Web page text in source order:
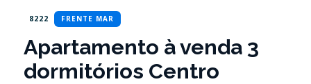
8222 FRENTE MAR
Apartamento à venda 3
dormitórios Centro